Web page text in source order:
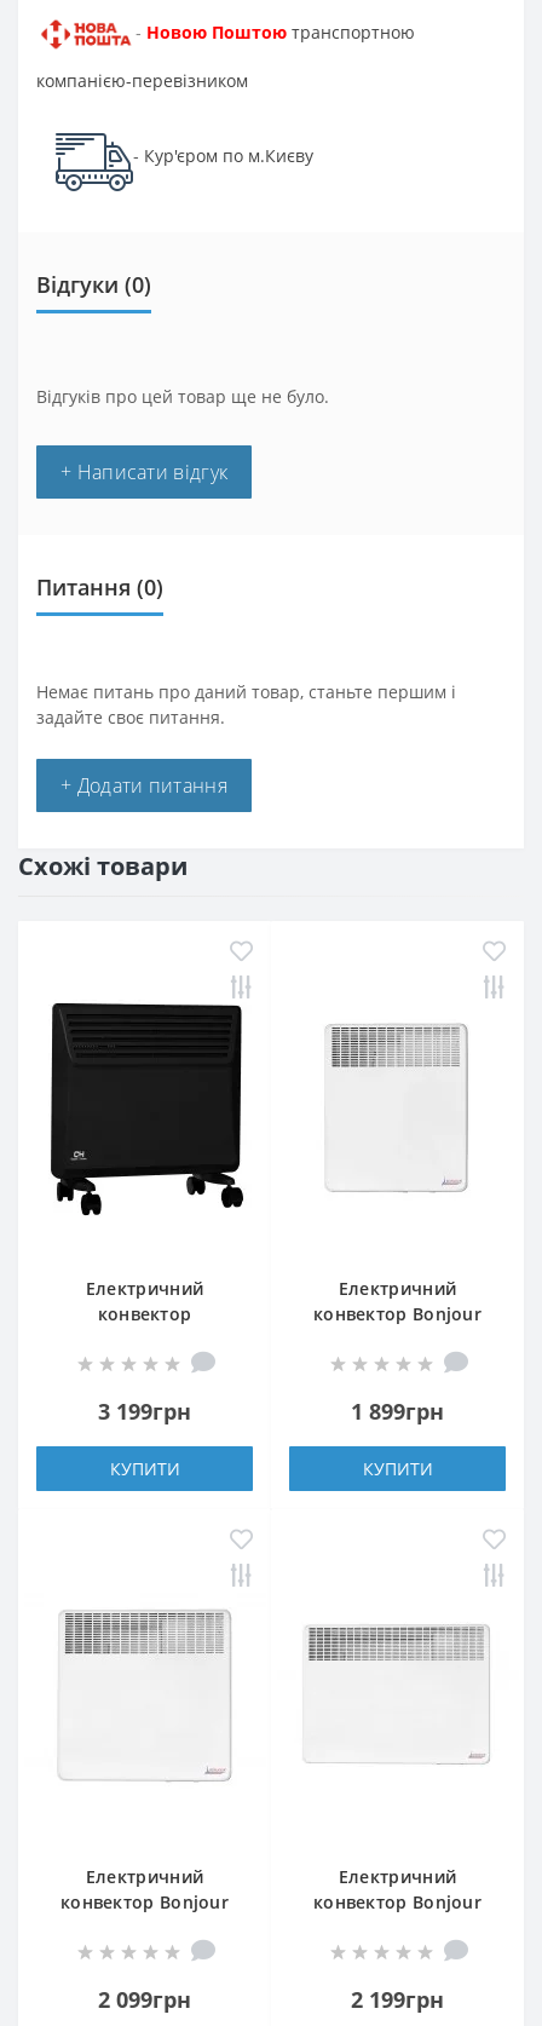
- Новою Поштою транспортною
компанією-перевізником
- Кур'єром по м.Києву
Відгуки (0)
Відгуків про цей товар ще не було.
+ Написати відгук
Питання (0)
Немає питань про даний товар, станьте першим і
задайте своє питання.
+ Додати питання
Схожі товари
Електричний
конвектор
1500 MD
3 199грн
КУПИТИ
Електричний
конвектор Bonjour
1 899грн
КУПИТИ
Електричний
конвектор Bonjour
2 099грн
Електричний
конвектор Bonjour
2 199грн